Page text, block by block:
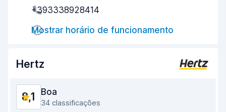
Estado do carro 8,5
+393338928414
Mostrar horário de funcionamento
Hertz
8,1 Boa
34 classificações